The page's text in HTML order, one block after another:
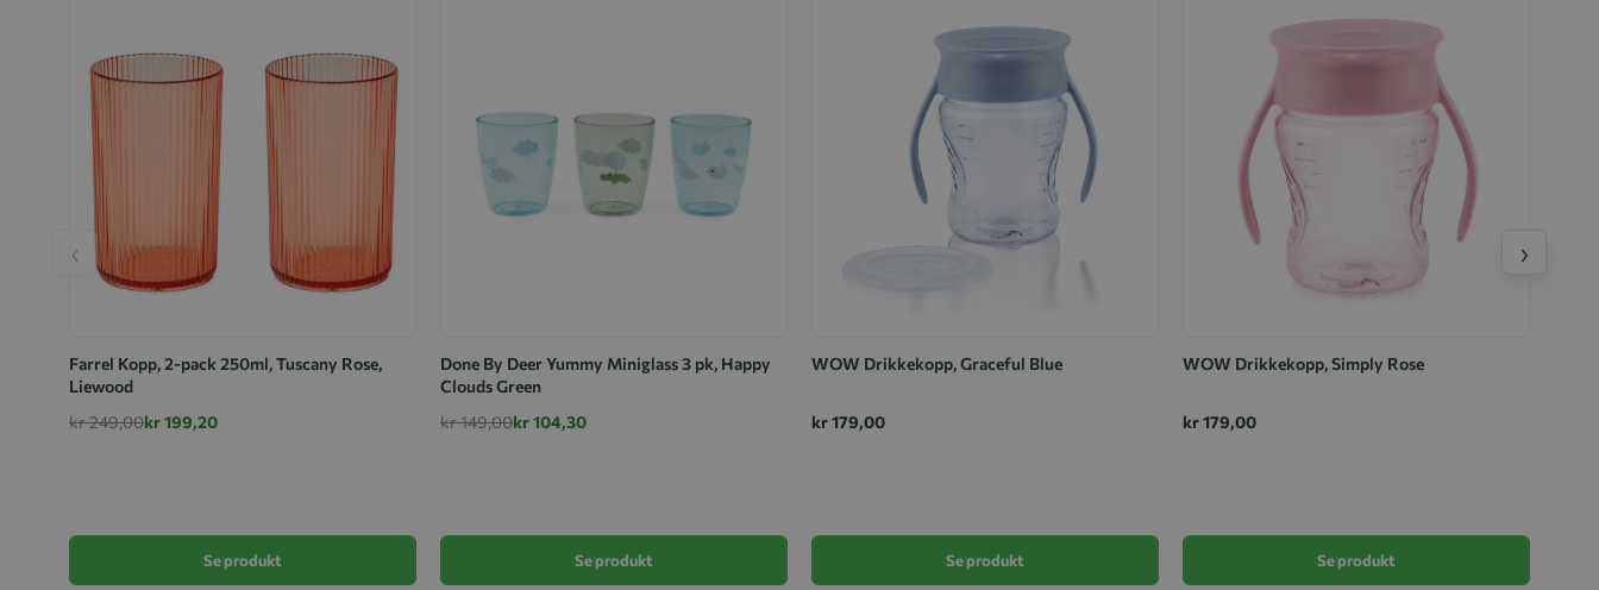
Farrel Kopp, 2-pack 250ml, Tuscany Rose,
Liewood
kr 249,00kr 199,20
Se produkt
Done By Deer Yummy Miniglass 3 pk, Happy
Clouds Green
kr 149,00kr 104,30
Se produkt
WOW Drikkekopp, Graceful Blue
kr 179,00
Se produkt
WOW Drikkekopp, Simply Rose
kr 179,00
Se produkt
‹ ›